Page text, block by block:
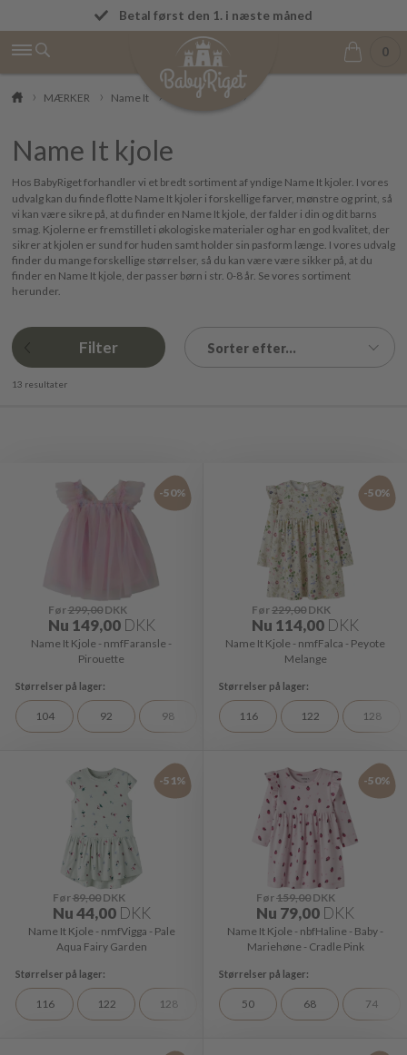
Fremragende på Trustpilot ★★★★★ 4,9/5
Betal først den 1. i næste måned
0
MÆRKER Name It Name It kjole
Name It kjole
Hos BabyRiget forhandler vi et bredt sortiment af yndige Name It kjoler. I vores
udvalg kan du finde flotte Name It kjoler i forskellige farver, mønstre og print, så
vi kan være sikre på, at du finder en Name It kjole, der falder i din og dit barns
smag. Kjolerne er fremstillet i økologiske materialer og har en god kvalitet, der
sikrer at kjolen er sund for huden samt holder sin pasform længe. I vores udvalg
finder du mange forskellige størrelser, så du kan være være sikker på, at du
finder en Name It kjole, der passer børn i str. 0-8 år. Se vores sortiment
herunder.
Filter Sorter efter...
13 resultater
-50%
Før299,00DKK
Nu 149,00 DKK
Name It Kjole - nmfFaransle -
Pirouette
104 92 98
-50%
Før229,00 DKK
Nu 114,00 DKK
Name It Kjole - nmfFalca - Peyote
Melange
116 122 128
-51%
Før89,00DKK
Nu44,00 DKK
Name It Kjole - nmfVigga - Pale
Aqua Fairy Garden
116 122 128
-50%
Før159,00 DKK
Nu 79,00 DKK
Name It Kjole - nbfHaline - Baby -
Mariehøne - Cradle Pink
50 68 74